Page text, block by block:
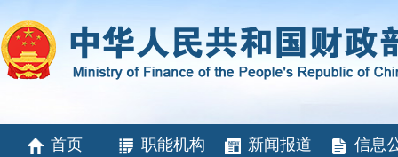
首页 职能机构 新闻报道 信息